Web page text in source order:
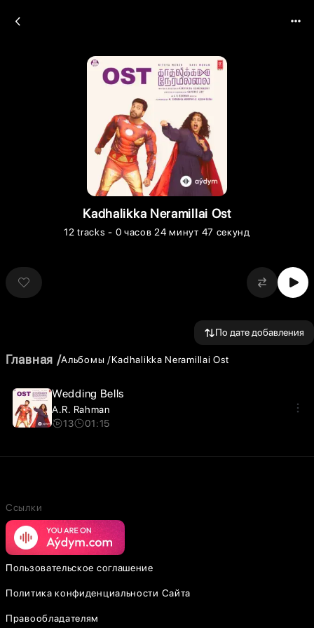
Kadhalikka Neramillai Ost
12 tracks- 0 часов 24 минут 47 секунд
По дате добавления
Главная Альбомы Kadhalikka Neramillai Ost
Wedding Bells
A.R. Rahman
13
01:15
Ссылки
Пользовательское соглашение
Политика конфиденциальности Сайта
Правообладателям